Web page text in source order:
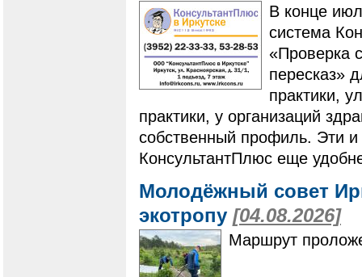
В конце
система
«Проверка
пересказ»
практики,
практики, у организаций
собственный профиль. Эти
КонсультантПлюс еще
Молодёжный совет
экотропу [04.08.2026]
Маршрут